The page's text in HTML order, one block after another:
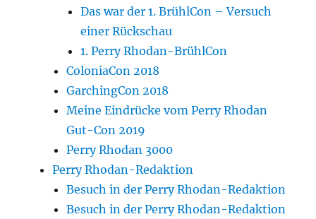
Das war der 1. BrühlCon – Versuch
einer Rückschau
1. Perry Rhodan-BrühlCon
ColoniaCon 2018
GarchingCon 2018
Meine Eindrücke vom Perry Rhodan
Gut-Con 2019
Perry Rhodan 3000
Perry Rhodan-Redaktion
Besuch in der Perry Rhodan-Redaktion
Besuch in der Perry Rhodan-Redaktion